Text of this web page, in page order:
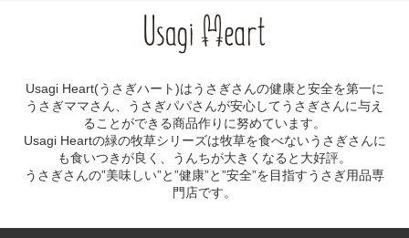
Usagi Heart(うさぎハート)はうさぎさんの健康と安全を第一に
うさぎママさん、うさぎパパさんが安心してうさぎさんに与え
ることができる商品作りに努めています。
Usagi Heartの緑の牧草シリーズは牧草を食べないうさぎさんに
も食いつきが良く、うんちが大きくなると大好評。
うさぎさんの”美味しい”と”健康”と”安全”を目指すうさぎ用品専
門店です。